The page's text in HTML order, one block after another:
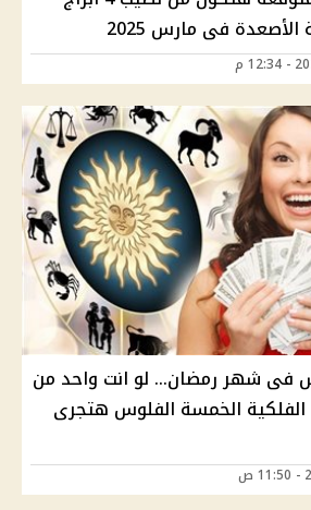
فى مارس 2025
شهر رمضان... لو انت واحد من
الفلكية الخمسة الفلوس هتجرى